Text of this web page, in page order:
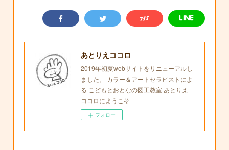
あとりえココロ
2019年初夏webサイトをリニューアルし
ました。 カラー＆アートセラピストによ
る こどもとおとなの図工教室 あとりえ
ココロにようこそ
フォロー